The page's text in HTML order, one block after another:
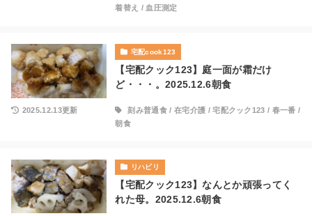
着替え /血圧測定
宅配cook123
【宅配クック123】庭一面が霜だけ
ど・・・。2025.12.6朝食
2025.12.13更新 刻み普通食/ 在宅介護 /宅配クック123 / 春一番 /
朝食
リハビリ
【宅配クック123】なんとか頑張ってく
れた母。2025.12.6朝食